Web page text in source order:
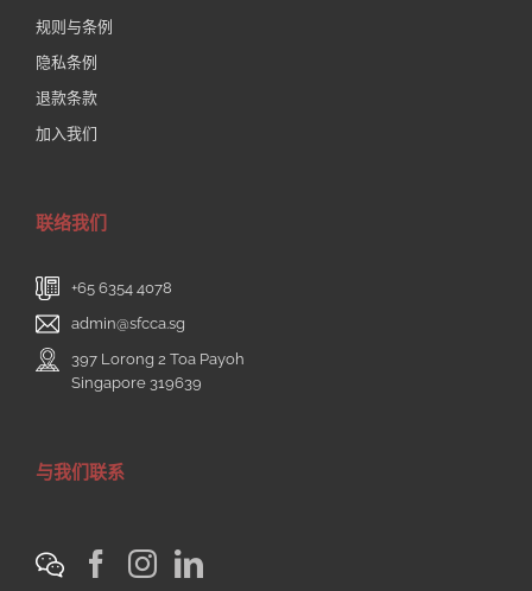
规则与条例
隐私条例
退款条款
加入我们
联络我们
+65 6354 4078
admin@sfcca.sg
397 Lorong 2 Toa Payoh
Singapore 319639
与我们联系